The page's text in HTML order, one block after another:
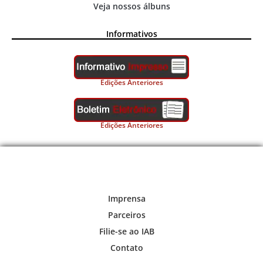
Veja nossos álbuns
Informativos
Edições Anteriores
Edições Anteriores
Imprensa
Parceiros
Filie-se ao IAB
Contato